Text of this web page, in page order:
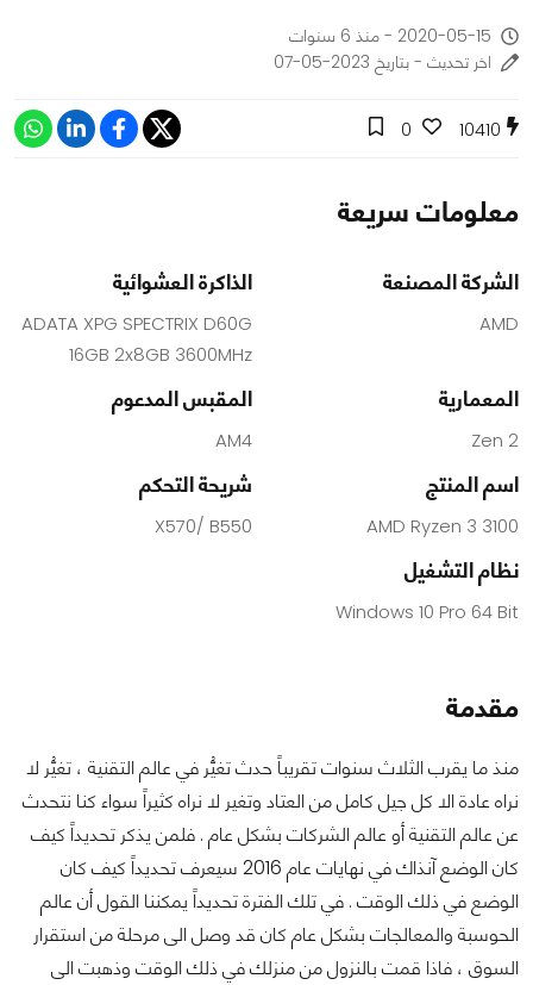
2020-05-15 - منذ 6 سنوات
اخر تحديث - بتاريخ 2023-05-07
10410
0
معلومات سريعة
الشركة المصنعة
AMD
الذاكرة العشوائية
ADATA XPG SPECTRIX D60G
16GB 2x8GB 3600MHz
المعمارية
Zen 2
المقبس المدعوم
AM4
اسم المنتج
AMD Ryzen 3 3100
شريحة التحكم
X570/ B550
نظام التشغيل
Windows 10 Pro 64 Bit
مقدمة
منذ ما يقرب الثلاث سنوات تقريباً حدث تغيُّر في عالم التقنية ، تغيُّر لا
نراه عادة الا كل جيل كامل من العتاد وتغير لا نراه كثيراً سواء كنا نتحدث
عن عالم التقنية أو عالم الشركات بشكل عام . فلمن يذكر تحديداً كيف
كان الوضع آنذاك في نهايات عام 2016 سيعرف تحديداً كيف كان
الوضع في ذلك الوقت . في تلك الفترة تحديداً يمكننا القول أن عالم
الحوسبة والمعالجات بشكل عام كان قد وصل الى مرحلة من استقرار
السوق ، فاذا قمت بالنزول من منزلك في ذلك الوقت وذهبت الى